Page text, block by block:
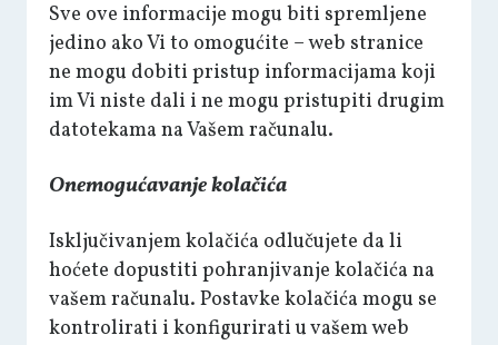
Sve ove informacije mogu biti spremljene
jedino ako Vi to omogućite – web stranice
ne mogu dobiti pristup informacijama koji
im Vi niste dali i ne mogu pristupiti drugim
datotekama na Vašem računalu.
Onemogućavanje kolačića
Isključivanjem kolačića odlučujete da li
hoćete dopustiti pohranjivanje kolačića na
vašem računalu. Postavke kolačića mogu se
kontrolirati i konfigurirati u vašem web